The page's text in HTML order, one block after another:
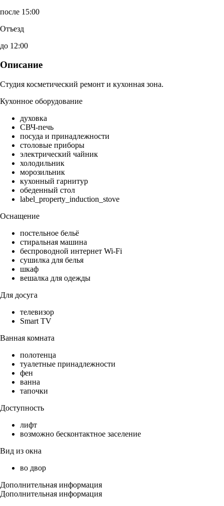
после 15:00
Отъезд
до 12:00
Описание
Студия косметический ремонт и кухонная зона.
Кухонное оборудование
духовка
СВЧ-печь
посуда и принадлежности
столовые приборы
электрический чайник
холодильник
морозильник
кухонный гарнитур
обеденный стол
label_property_induction_stove
Оснащение
постельное бельё
стиральная машина
беспроводной интернет Wi-Fi
сушилка для белья
шкаф
вешалка для одежды
Для досуга
телевизор
Smart TV
Ванная комната
полотенца
туалетные принадлежности
фен
ванна
тапочки
Доступность
лифт
возможно бесконтактное заселение
Вид из окна
во двор
Дополнительная информация
Дополнительная информация